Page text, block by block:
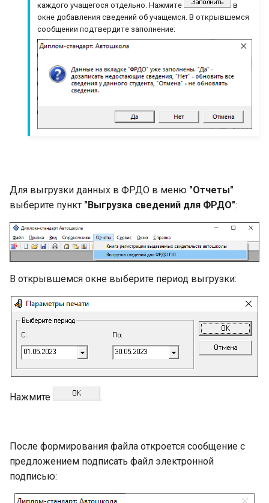
каждого учащегося отдельно. Нажмите
в
окне добавления сведений об учащемся. В открывшемся
сообщении подтвердите заполнение:
Для выгрузки данных в ФРДО в меню "Отчеты"
выберите пункт "Выгрузка сведений для ФРДО":
В открывшемся окне выберите период выгрузки:
Нажмите .
После формирования файла откроется сообщение с
предложением подписать файл электронной
подписью: